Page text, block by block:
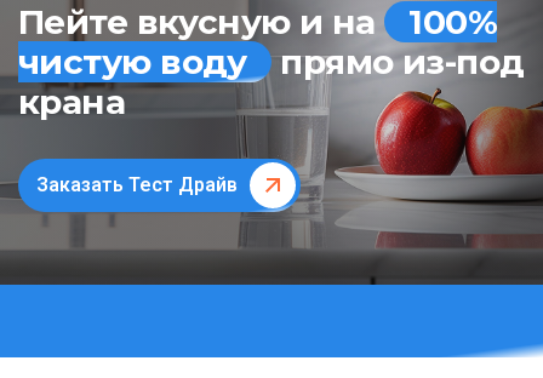
Пейте вкусную и на
100%
чистую воду прямо из-под
крана
Заказать Тест Драйв